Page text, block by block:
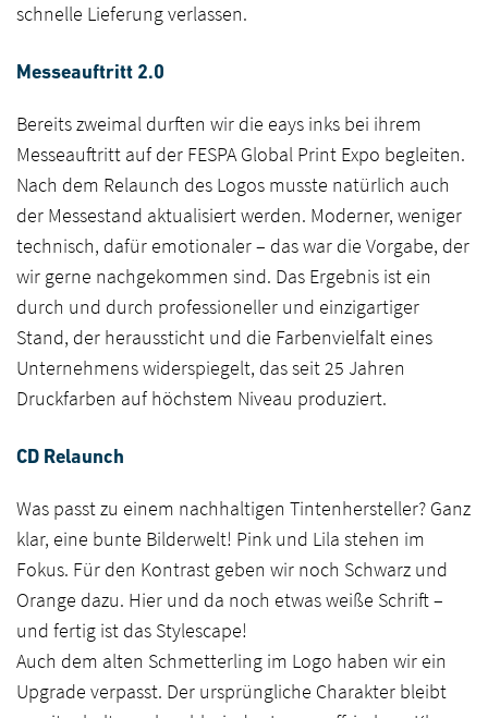
Branding
schnelle Lieferung verlassen.
Messeauftritt 2.0
Bereits zweimal durften wir die eays inks bei ihrem
Messeauftritt auf der FESPA Global Print Expo begleiten.
Nach dem Relaunch des Logos musste natürlich auch
der Messestand aktualisiert werden. Moderner, weniger
technisch, dafür emotionaler – das war die Vorgabe, der
wir gerne nachgekommen sind. Das Ergebnis ist ein
durch und durch professioneller und einzigartiger
Stand, der heraussticht und die Farbenvielfalt eines
Unternehmens widerspiegelt, das seit 25 Jahren
Druckfarben auf höchstem Niveau produziert.
CD Relaunch
Was passt zu einem nachhaltigen Tintenhersteller? Ganz
klar, eine bunte Bilderwelt! Pink und Lila stehen im
Fokus. Für den Kontrast geben wir noch Schwarz und
Orange dazu. Hier und da noch etwas weiße Schrift –
und fertig ist das Stylescape!
Auch dem alten Schmetterling im Logo haben wir ein
Upgrade verpasst. Der ursprüngliche Charakter bleibt